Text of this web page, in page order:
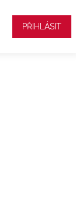
PŘIHLÁSIT